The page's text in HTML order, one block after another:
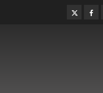
Twitter